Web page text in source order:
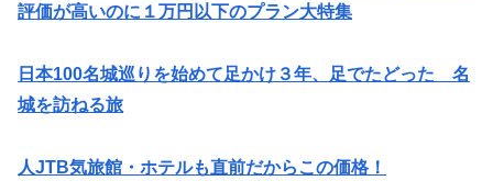
評価が高いのに１万円以下のプラン大特集
日本100名城巡りを始めて足かけ３年、足でたどった 名
城を訪ねる旅
人JTB気旅館・ホテルも直前だからこの価格！